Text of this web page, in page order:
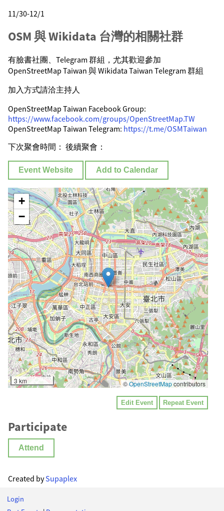
11/30-12/1
OSM 與 Wikidata 台灣的相關社群
有臉書社團、Telegram 群組，尤其歡迎參加
OpenStreetMap Taiwan 與 Wikidata Taiwan Telegram 群組
加入方式請洽主持人
OpenStreetMap Taiwan Facebook Group:
https://www.facebook.com/groups/OpenStreetMap.TW
OpenStreetMap Taiwan Telegram: https://t.me/OSMTaiwan
下次聚會時間： 後續聚會：
Event Website Add to Calendar
+
−
3 km ©OpenStreetMapcontributors
Edit Event Repeat Event
Participate
Attend
Created bySupaplex
Login